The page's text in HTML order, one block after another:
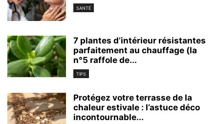
SANTÉ
7 plantes d’intérieur résistantes
parfaitement au chauffage (la
n°5 raffole de...
TIPS
Protégez votre terrasse de la
chaleur estivale : l’astuce déco
incontournable...